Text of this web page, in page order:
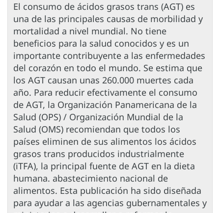
El consumo de ácidos grasos trans (AGT) es
una de las principales causas de morbilidad y
mortalidad a nivel mundial. No tiene
beneficios para la salud conocidos y es un
importante contribuyente a las enfermedades
del corazón en todo el mundo. Se estima que
los AGT causan unas 260.000 muertes cada
año. Para reducir efectivamente el consumo
de AGT, la Organización Panamericana de la
Salud (OPS) / Organización Mundial de la
Salud (OMS) recomiendan que todos los
países eliminen de sus alimentos los ácidos
grasos trans producidos industrialmente
(iTFA), la principal fuente de AGT en la dieta
humana. abastecimiento nacional de
alimentos. Esta publicación ha sido diseñada
para ayudar a las agencias gubernamentales y